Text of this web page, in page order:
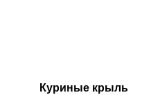
Куриные